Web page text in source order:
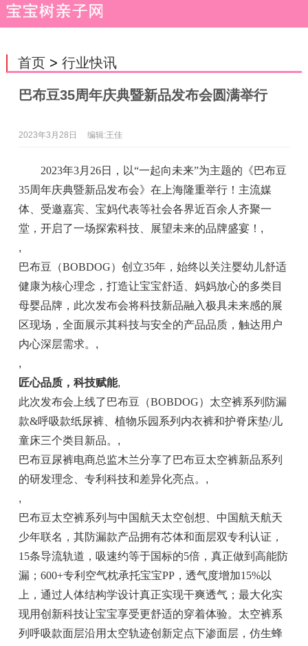
首页> 行业快讯
巴布豆35周年庆典暨新品发布会圆满举行
2023年3月28日 编辑:王佳
2023年3月26日，以“一起向未来”为主题的《巴布豆
35周年庆典暨新品发布会》在上海隆重举行！主流媒
体、受邀嘉宾、宝妈代表等社会各界近百余人齐聚一
堂，开启了一场探索科技、展望未来的品牌盛宴！ ,
,
巴布豆（BOBDOG）创立35年，始终以关注婴幼儿舒适
健康为核心理念，打造让宝宝舒适、妈妈放心的多类目
母婴品牌，此次发布会将科技新品融入极具未来感的展
区现场，全面展示其科技与安全的产品品质，触达用户
内心深层需求。 ,
,
匠心品质，科技赋能,
此次发布会上线了巴布豆（BOBDOG）太空裤系列防漏
款&呼吸款纸尿裤、植物乐园系列内衣裤和护脊床垫/儿
童床三个类目新品。 ,
巴布豆尿裤电商总监木兰分享了巴布豆太空裤新品系列
的研发理念、专利科技和差异化亮点。 ,
,
巴布豆太空裤系列与中国航天太空创想、中国航天航天
少年联名，其防漏款产品拥有芯体和面层双专利认证，
15条导流轨道，吸速约等于国标的5倍，真正做到高能防
漏；600+专利空气枕承托宝宝PP，透气度增加15%以
上，通过人体结构学设计真正实现干爽透气；最大化实
现用创新科技让宝宝享受更舒适的穿着体验。太空裤系
列呼吸款面层沿用太空轨迹创新定点下渗面层，仿生蜂